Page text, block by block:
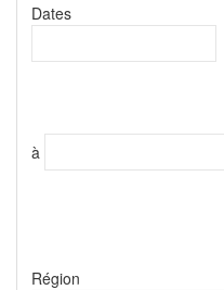
Dates
à
Région